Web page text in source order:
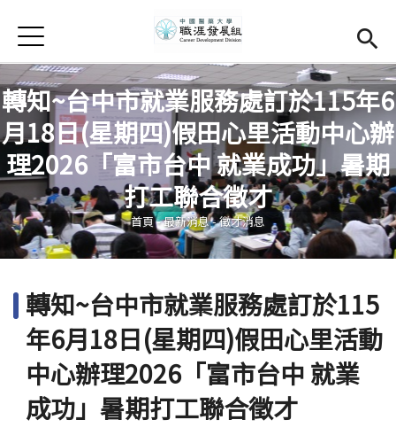
首頁
學務處首頁(link is external)
Open submenu (關於我們)
關於我們
Open submenu (職涯輔導)
職涯輔導
Open submenu (就業調查)
就業調查
活動集錦
相關連結
English
Jump to Navigation
Jump to Main content
轉知~台中市就業服務處訂於115年6
月18日(星期四)假田心里活動中心辦
理2026「富市台中 就業成功」暑期
打工聯合徵才
您在這裡
首頁-最新消息-徵才消息
轉知~台中市就業服務處訂於115
年6月18日(星期四)假田心里活動
中心辦理2026「富市台中 就業
成功」暑期打工聯合徵才